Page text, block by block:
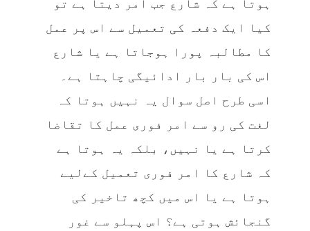
ہوتا ہے کہ شارع جب امر دیتا ہے تو
کیا ایک دفعہ کی تعمیل سے اس پر عمل
کا مطالبہ پورا ہوجاتا ہے یا شارع
اس کی بار بار ادائیگی چاہتا ہے۔
اسی طرح اصل سوال یہ نہیں ہوتا کہ
لغت کی رو سے امر فوری عمل کا تقاضا
کرتا ہے یا نہیں، بلکہ یہ ہوتا ہے
کہ شارع کا امر فوری تعمیل کےلیے
ہوتا ہے یا اس میں کچھ تاخیر کی
گنجائش ہوتی ہے؟ اس پہلو سے غور